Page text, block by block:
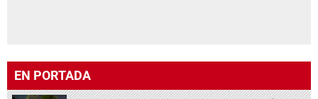
EN PORTADA